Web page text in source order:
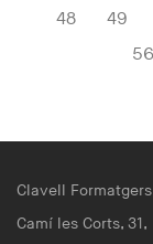
48
49
56
Clavell Formatgers
Camí les Corts, 31,